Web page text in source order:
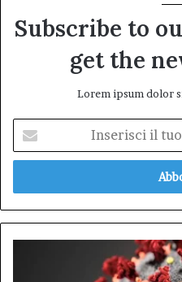
Subscribe to
get the
Lorem ipsum dolor
tuo
mail